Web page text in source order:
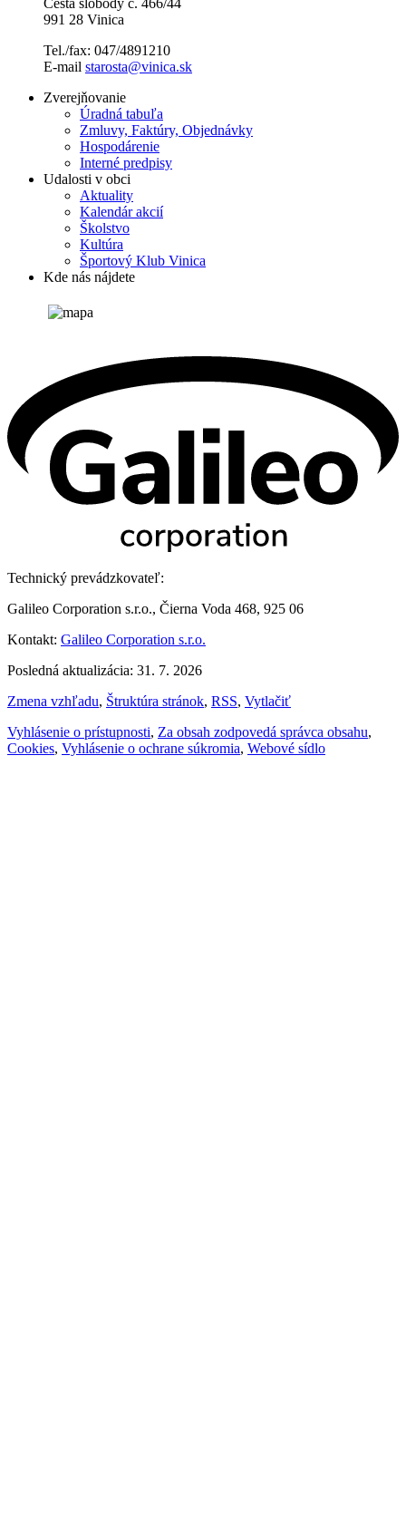
991 28 Vinica
Tel./fax: 047/4891210
E-mail starosta@vinica.sk
Zverejňovanie
Úradná tabuľa
Zmluvy, Faktúry, Objednávky
Hospodárenie
Interné predpisy
Udalosti v obci
Aktuality
Kalendár akcií
Školstvo
Kultúra
Športový Klub Vinica
Kde nás nájdete
Technický prevádzkovateľ:
Galileo Corporation s.r.o., Čierna Voda 468, 925 06
Kontakt: Galileo Corporation s.r.o.
Posledná aktualizácia: 31. 7. 2026
Zmena vzhľadu, Štruktúra stránok, RSS, Vytlačiť
Vyhlásenie o prístupnosti, Za obsah zodpovedá správca obsahu,
Cookies, Vyhlásenie o ochrane súkromia, Webové sídlo